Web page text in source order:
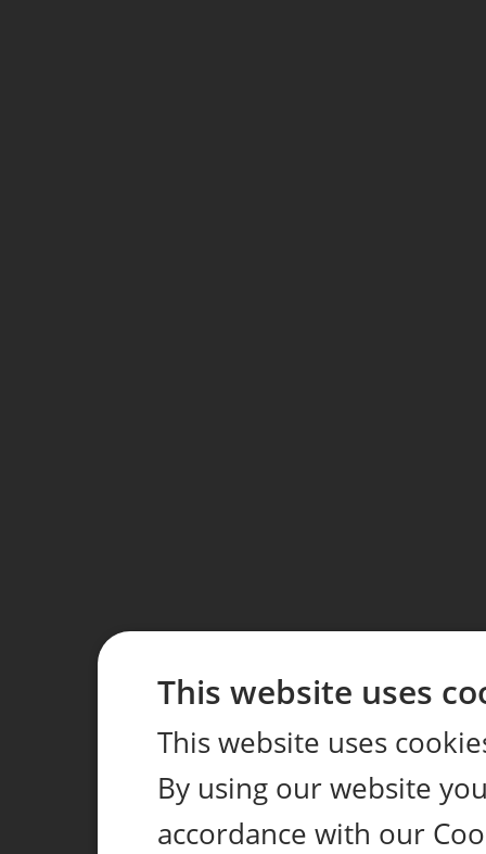
This website uses
This website uses
By using our website
accordance with our